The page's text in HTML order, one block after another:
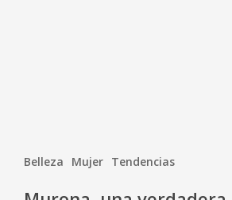
Belleza Mujer Tendencias